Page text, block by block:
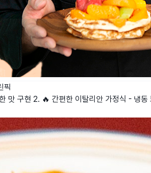
픽
맛 구현 2. 🔥 간편한 이탈리안 가정식 -